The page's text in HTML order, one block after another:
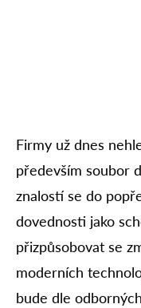
Firmy už dnes
především soubor
znalostí se do
dovednosti jako
přizpůsobovat se
moderních
bude dle